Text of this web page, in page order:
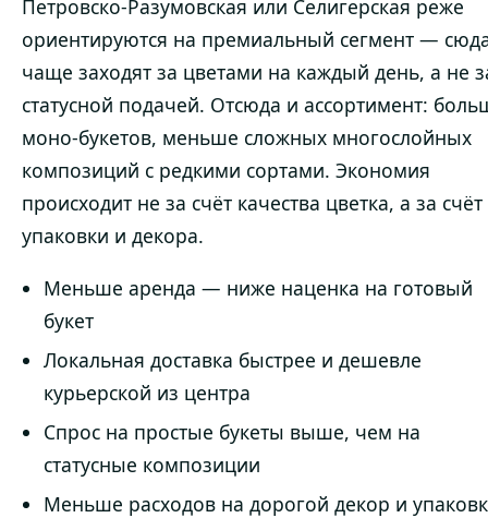
Петровско-Разумовская или Селигерская реже
ориентируются на премиальный сегмент —
чаще заходят за цветами на каждый день, а не
статусной подачей. Отсюда и ассортимент:
моно-букетов, меньше сложных многослойных
композиций с редкими сортами. Экономия
происходит не за счёт качества цветка, а за счёт
упаковки и декора.
Меньше аренда — ниже наценка на готовый
букет
Локальная доставка быстрее и дешевле
курьерской из центра
Спрос на простые букеты выше, чем на
статусные композиции
Меньше расходов на дорогой декор и